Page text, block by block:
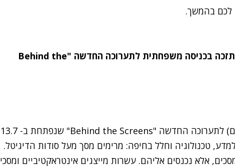
לכם בהמשך.
התשובה היצירתית ביותר תזכה בכניסה משפחתית לתערוכה החדשה "Behind the
כניסה משפחתית (4 כרטיסים) לתערוכה החדשה "Behind the Screens" שנפתחת ב- 13.7
טכנולוגיה וחלל בחיפה: מרימים מסך מעל סודות הדיגיטל.
אלא נכנסים אליהם. עשרות מייצגים אינטראקטיביים ומסכי